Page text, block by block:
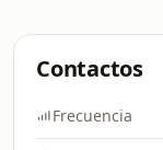
Contactos
Frecuencia